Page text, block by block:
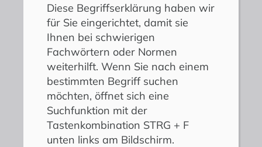
Diese Begriffserklärung haben wir
für Sie eingerichtet, damit sie
Ihnen bei schwierigen
Fachwörtern oder Normen
weiterhilft. Wenn Sie nach einem
bestimmten Begriff suchen
möchten, öffnet sich eine
Suchfunktion mit der
Tastenkombination STRG + F
unten links am Bildschirm.